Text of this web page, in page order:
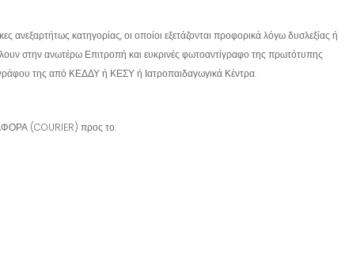
ανεξαρτήτως κατηγορίας, οι οποίοι εξετάζονται προφορικά λόγω δυσλεξίας ή
στην ανωτέρω Επιτροπή και ευκρινές φωτοαντίγραφο της πρωτότυπης
της από ΚΕΔΔΥ ή ΚΕΣΥ ή Ιατροπαιδαγωγικά Κέντρα.
(COURIER) προς το: